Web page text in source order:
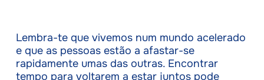
Lembra-te que vivemos num mundo acelerado
e que as pessoas estão a afastar-se
rapidamente umas das outras. Encontrar
tempo para voltarem a estar juntos pode